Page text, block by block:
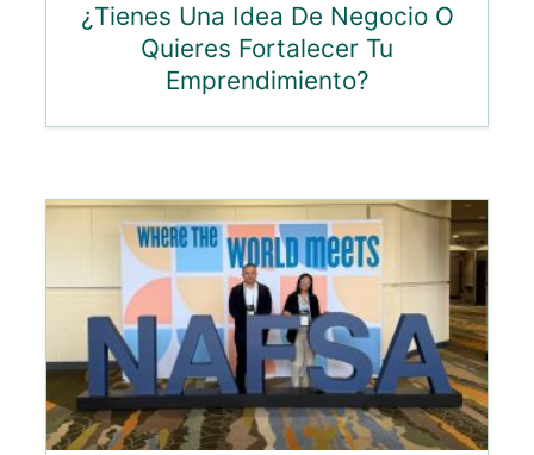
¿Tienes Una Idea De Negocio O
Quieres Fortalecer Tu
Emprendimiento?